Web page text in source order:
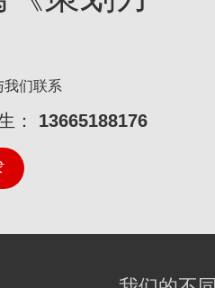
我们联系
： 13665188176